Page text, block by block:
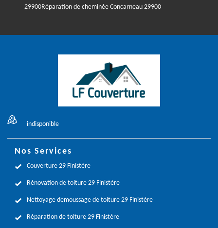
29900Réparation de cheminée Concarneau 29900
indisponible
Nos Services
Couverture 29 Finistère
Rénovation de toiture 29 Finistère
Nettoyage demoussage de toiture 29 Finistère
Réparation de toiture 29 Finistère